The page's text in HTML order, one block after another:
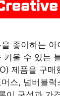
좋아하는 아
키울 수 있는
제품을 구매
스, 넘버블럭